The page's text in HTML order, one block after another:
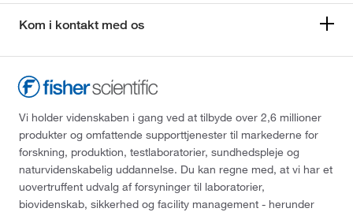
Kom i kontakt med os
Vi holder videnskaben i gang ved at tilbyde over 2,6 millioner
produkter og omfattende supporttjenester til markederne for
forskning, produktion, testlaboratorier, sundhedspleje og
naturvidenskabelig uddannelse. Du kan regne med, at vi har et
uovertruffent udvalg af forsyninger til laboratorier,
biovidenskab, sikkerhed og facility management - herunder